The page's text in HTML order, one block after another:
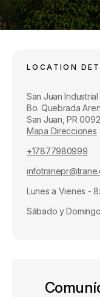
LOCATION
San Juan Industrial
Bo. Quebrada
San Juan, PR
Mapa Direcciones
+17877980999
Lunes a Vienes -
Sábado y